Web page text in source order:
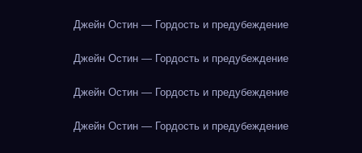
Джейн Остин — Гордость и предубеждение
Джейн Остин — Гордость и предубеждение
Джейн Остин — Гордость и предубеждение
Джейн Остин — Гордость и предубеждение